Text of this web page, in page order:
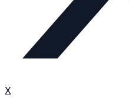
X